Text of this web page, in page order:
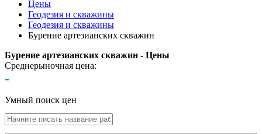
Цены
Геодезия и скважины
Геодезия и скважины
Бурение артезианских скважин
Бурение артезианских скважин - Цены
Среднерыночная цена:
-
Умный поиск цен